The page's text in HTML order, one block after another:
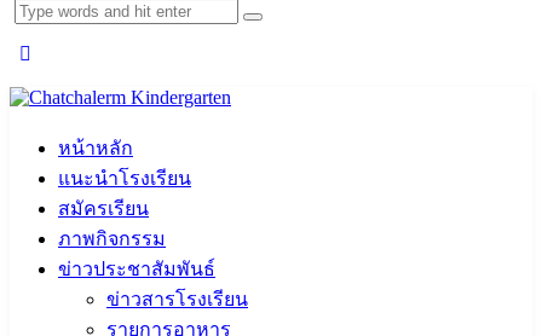
หน้าหลัก
แนะนำโรงเรียน
สมัครเรียน
ภาพกิจกรรม
ข่าวประชาสัมพันธ์
ข่าวสารโรงเรียน
รายการอาหาร